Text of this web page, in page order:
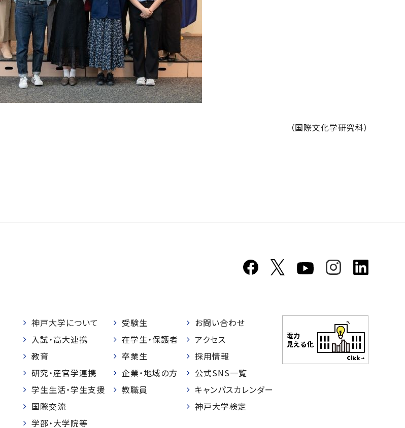
（国際文化学研究科）
神戸大学について
入試・高大連携
教育
研究・産官学連携
学生生活・学生支援
国際交流
学部・大学院等
受験生
在学生・保護者
卒業生
企業・地域の方
教職員
お問い合わせ
アクセス
採用情報
公式SNS一覧
キャンパスカレンダー
神戸大学検定